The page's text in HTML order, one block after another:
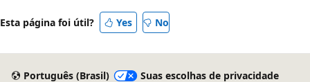
Esta página foi útil? Yes No
Português (Brasil)
Suas escolhas de privacidade